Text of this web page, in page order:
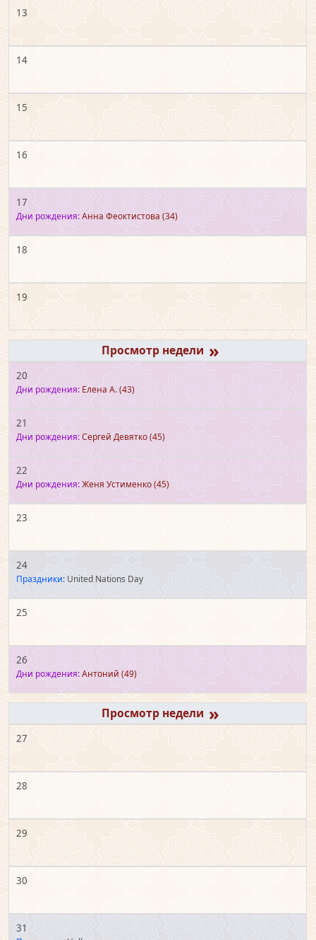
13
14
15
16
17
Дни рождения:Анна Феоктистова (34)
18
19
»
20
Дни рождения: Елена А.(43)
21
Дни рождения:Сергей Девятко(45)
22
Дни рождения:Женя Устименко(45)
23
24
Праздники: United Nations Day
25
26
Дни рождения:Антоний (49)
»
27
28
29
30
31